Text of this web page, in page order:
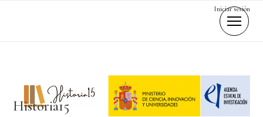
Iniciar sesión
Historia15